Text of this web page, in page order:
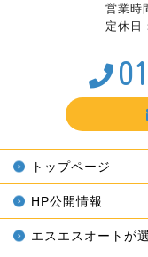
営業
定休日
トップページ
HP公開情報
エスエスオートが